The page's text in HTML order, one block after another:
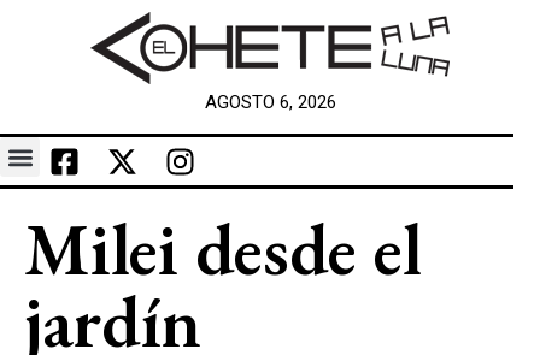
AGOSTO 6, 2026
Milei desde el
jardín